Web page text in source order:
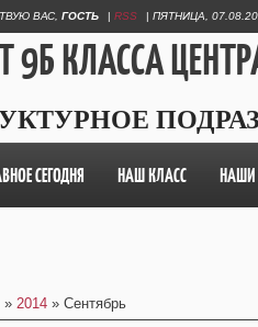
ВАС ГОСТЬ | RSS | ПЯТНИЦА,
9Б КЛАССА
СЕГОДНЯ НАШ КЛАСС НАШИ
» 2014 » Сентябрь